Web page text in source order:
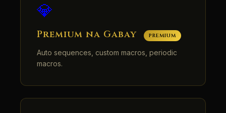
💎
Premium na Gabay PREMIUM
Auto sequences, custom macros, periodic
macros.